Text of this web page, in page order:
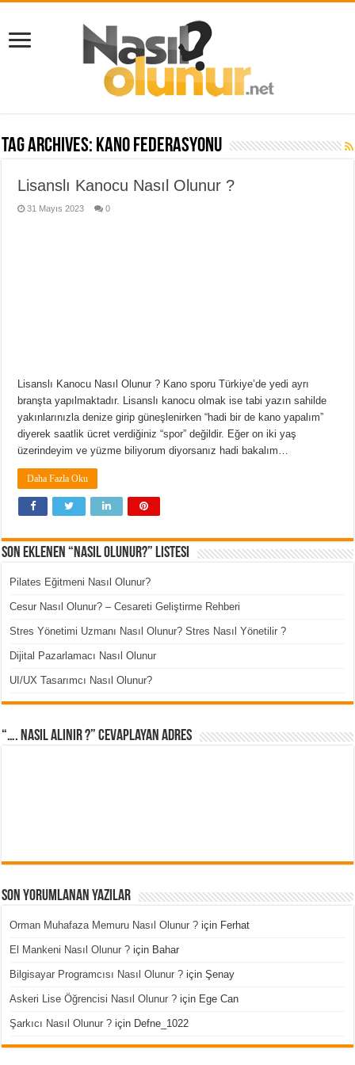
Tag Archives: Kano Federasyonu
Lisanslı Kanocu Nasıl Olunur ?
31 Mayıs 2023 0
Lisanslı Kanocu Nasıl Olunur ? Kano sporu Türkiye’de yedi ayrı
branşta yapılmaktadır. Lisanslı kanocu olmak ise tabi yazın sahilde
yakınlarınızla denize girip güneşlenirken “hadi bir de kano yapalım”
diyerek saatlik ücret verdiğiniz “spor” değildir. Eğer on iki yaş
üzerindeyim ve yüzme biliyorum diyorsanız hadi bakalım…
Daha Fazla Oku
Son Eklenen “Nasıl Olunur?” Listesi
Pilates Eğitmeni Nasıl Olunur?
Cesur Nasıl Olunur? – Cesareti Geliştirme Rehberi
Stres Yönetimi Uzmanı Nasıl Olunur? Stres Nasıl Yönetilir ?
Dijital Pazarlamacı Nasıl Olunur
UI/UX Tasarımcı Nasıl Olunur?
“…. Nasıl Alınır ?” cevaplayan adres
Son Yorumlanan Yazılar
Orman Muhafaza Memuru Nasıl Olunur ? için Ferhat
El Mankeni Nasıl Olunur ? için Bahar
Bilgisayar Programcısı Nasıl Olunur ? içinŞenay
Askeri Lise Öğrencisi Nasıl Olunur ? için Ege Can
Şarkıcı Nasıl Olunur ? için Defne_1022